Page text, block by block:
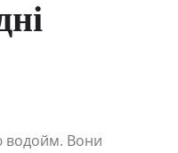
водойм. Вони